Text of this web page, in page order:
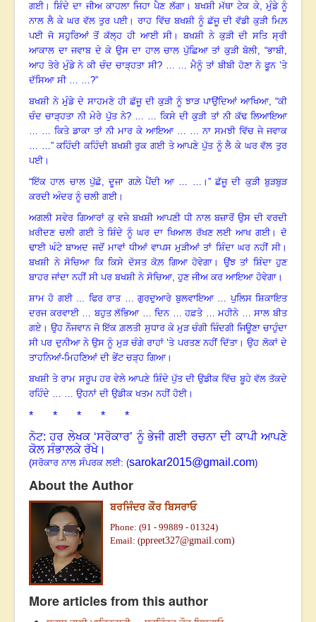
ਗਈ।ਸ਼ਿੰਦੇ ਦਾ ਜੀਅ ਕਾਹਲਾ ਜਿਹਾ ਪੈਣ ਲੱਗਾ। ਬਖਸ਼ੀ ਮੱਥਾ ਟੇਕ ਕੇ, ਮੁੰਡੇ ਨੂੰ
ਨਾਲ ਲੈ ਕੇ ਘਰ ਵੱਲ ਤੁਰ ਪਈ। ਰਾਹ ਵਿੱਚ ਬਖਸ਼ੀ ਨੂੰ ਛੱਜੂ ਦੀ ਵੱਡੀ ਕੁੜੀ ਮਿਲ਼
ਪਈ ਜੋ ਸਹੁਰਿਆਂ ਤੋਂ ਕੱਲ੍ਹ ਹੀ ਆਈ ਸੀ।ਬਖਸ਼ੀ ਨੇ ਕੁੜੀ ਦੀ ਸਤਿ ਸ੍ਰੀ
ਆਕਾਲ ਦਾ ਜਵਾਬ ਦੇ ਕੇ ਉਸ ਦਾ ਹਾਲ ਚਾਲ ਪੁੱਛਿਆ ਤਾਂ ਕੁੜੀ ਬੋਲੀ, “ਭਾਬੀ,
ਆਹ ਤੇਰੇ ਮੁੰਡੇ ਨੇ ਕੀ ਚੰਦ ਚਾੜ੍ਹਤਾ ਸੀ? … … ਮੈਨੂੰ ਤਾਂ ਬੀਬੀ ਹੋਣਾ ਨੇ ਫੂਨ ’ਤੇ
ਦੱਸਿਆ ਸੀ … …?”
ਬਖਸ਼ੀ ਨੇ ਮੁੰਡੇ ਦੇ ਸਾਹਮਣੇ ਹੀ ਛੱਜੂ ਦੀ ਕੁੜੀ ਨੂੰ ਝਾੜ ਪਾਉਂਦਿਆਂ ਆਖਿਆ, “ਕੀ
ਚੰਦ ਚਾੜ੍ਹਤਾ ਨੀ ਮੇਰੇ ਪੁੱਤ ਨੇ? … … ਕਿਸੇ ਦੀ ਕੁੜੀ ਤਾਂ ਨੀ ਕੱਢ ਲਿਆਇਆ
… … ਕਿਤੇ ਡਾਕਾ ਤਾਂ ਨੀ ਮਾਰ ਕੇ ਆਇਆ … … ਨਾ ਸਮਝੀ ਵਿੱਚ ਜੇ ਜਵਾਕ
… …” ਕਹਿੰਦੀ ਕਹਿੰਦੀ ਬਖਸ਼ੀ ਰੁਕ ਗਈ ਤੇ ਆਪਣੇ ਪੁੱਤ ਨੂੰ ਲੈ ਕੇ ਘਰ ਵੱਲ ਤੁਰ
ਪਈ।
“ਇੱਕ ਹਾਲ ਚਾਲ ਪੁੱਛੋ, ਦੂਜਾ ਗਲ਼ੇ ਪੈਂਦੀ ਆ … … ।” ਛੱਜੂ ਦੀ ਕੁੜੀ ਬੁੜਬੁੜ
ਕਰਦੀ ਅੰਦਰ ਨੂੰ ਚਲੀ ਗਈ।
ਅਗਲੀ ਸਵੇਰ ਗਿਆਰਾਂ ਕੁ ਵਜੇ ਬਖਸ਼ੀ ਆਪਣੀ ਧੀ ਨਾਲ ਬਜ਼ਾਰੋਂ ਉਸ ਦੀ ਵਰਦੀ
ਖ਼ਰੀਦਣ ਚਲੀ ਗਈ ਤੇ ਸ਼ਿੰਦੇ ਨੂੰ ਘਰ ਦਾ ਖਿਆਲ ਰੱਖਣ ਲਈ ਆਖ ਗਈ।
ਦੋ
ਢਾਈ ਘੰਟੇ ਬਾਅਦ ਜਦੋਂ ਮਾਵਾਂ ਧੀਆਂ ਵਾਪਸ ਮੁੜੀਆਂ ਤਾਂ ਸ਼ਿੰਦਾ ਘਰ ਨਹੀਂ ਸੀ।
ਬਖਸ਼ੀ ਨੇ ਸੋਚਿਆ ਕਿ ਕਿਸੇ ਦੋਸਤ ਕੋਲ਼ ਗਿਆ ਹੋਵੇਗਾ । ਉਂਝ ਤਾਂ ਸ਼ਿੰਦਾ ਹੁਣ
ਬਾਹਰ ਜਾਂਦਾ ਨਹੀਂ ਸੀ ਪਰ ਬਖਸ਼ੀ ਨੇ ਸੋਚਿਆ, ਹੁਣ ਜੀਅ ਕਰ ਆਇਆ ਹੋਵੇਗਾ।
ਸ਼ਾਮ ਹੋ ਗਈ ... ਫਿਰ ਰਾਤ … ਗੁਰਦੁਆਰੇ ਬੁਲਵਾਇਆ … ਪੁਲਿਸ ਸ਼ਿਕਾਇਤ
ਦਰਜ ਕਰਵਾਈ … ਬਹੁਤ ਲੱਭਿਆ … ਦਿਨ … ਹਫ਼ਤੇ … ਮਹੀਨੇ … ਸਾਲ ਬੀਤ
ਗਏ ।ਉਹ ਨੌਜਵਾਨ ਜੋ ਇੱਕ ਗ਼ਲਤੀ ਸੁਧਾਰ ਕੇ ਮੁੜ ਚੰਗੀ ਜ਼ਿੰਦਗੀ ਜਿਊਣਾ ਚਾਹੁੰਦਾ
ਸੀ ਪਰ ਦੁਨੀਆ ਨੇ ਉਸ ਨੂੰ ਮੁੜ ਚੰਗੇ ਰਾਹਾਂ ’ਤੇ ਪਰਤਣ ਨਹੀਂ ਦਿੱਤਾ ।ਉਹ ਲੋਕਾਂ ਦੇ
ਤਾਹਨਿਆਂ-ਮਿਹਣਿਆਂ ਦੀ ਭੇਂਟ ਚੜ੍ਹ ਗਿਆ।
ਬਖਸ਼ੀ ਤੇ ਰਾਮ ਸਰੂਪ ਹਰ ਵੇਲੇ ਆਪਣੇ ਸ਼ਿੰਦੇ ਪੁੱਤ ਦੀ ਉਡੀਕ ਵਿੱਚ ਬੂਹੇ ਵੱਲ ਤੱਕਦੇ
ਰਹਿੰਦੇ … … ਉਹਨਾਂ ਦੀ ਉਡੀਕ ਖਤਮ ਨਹੀਂ ਹੋਈ।
* * * * *
ਨੋਟ: ਹਰ ਲੇਖਕ ‘ਸਰੋਕਾਰ’ ਨੂੰ ਭੇਜੀ ਗਈ ਰਚਨਾ ਦੀ ਕਾਪੀ ਆਪਣੇ
ਕੋਲ ਸੰਭਾਲਕੇ ਰੱਖੇ।
(ਸਰੋਕਾਰ ਨਾਲ ਸੰਪਰਕ ਲਈ: (sarokar2015@gmail.com)
About the Author
ਬਰਜਿੰਦਰ ਕੌਰ ਬਿਸਰਾਓ
Phone: (91 - 99889 - 01324)
Email: (ppreet327@gmail.com)
More articles from this author